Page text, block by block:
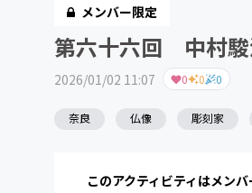
メンバー限定
第六十六回 中村
2026/01/02 11:07 0 0 0
奈良 仏像 彫刻家
このアクティビティはメンバ